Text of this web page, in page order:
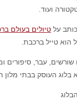
ועוד.
על טיולים בעולם
הוא טייל ברכבת.
שורשים, עבר, סיפורים
בלוג העוסק בבתי מלון